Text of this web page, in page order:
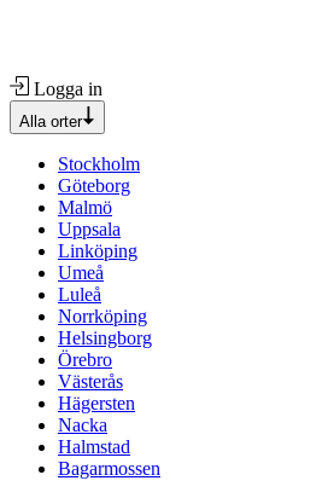
Logga in
Alla orter
Stockholm
Göteborg
Malmö
Uppsala
Linköping
Umeå
Luleå
Norrköping
Helsingborg
Örebro
Västerås
Hägersten
Nacka
Halmstad
Bagarmossen